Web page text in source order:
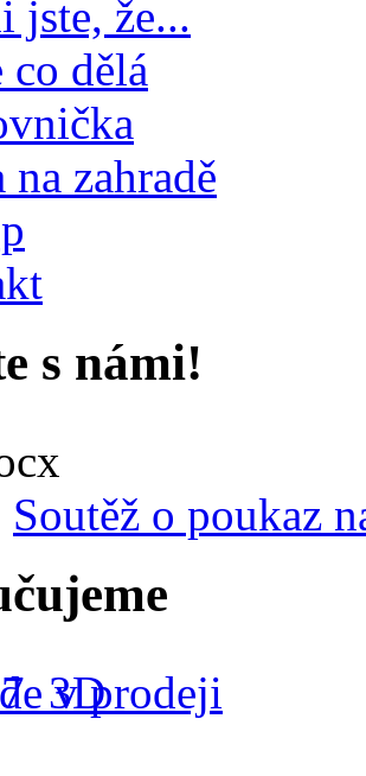
jste, že...
co dělá
na zahradě
s námi!
Soutěž o poukaz
v prodeji